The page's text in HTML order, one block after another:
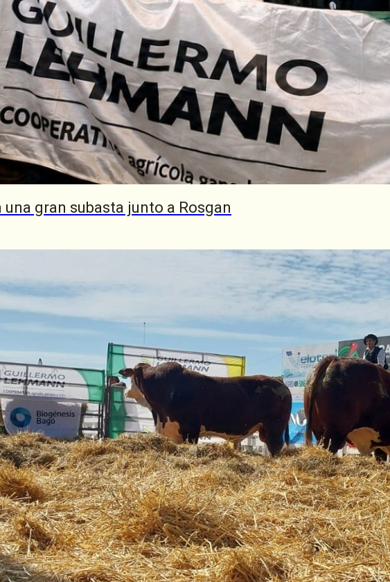
muy
en
que
con lo
con la
para seguir
elremate del
gran subasta junto a Rosgan